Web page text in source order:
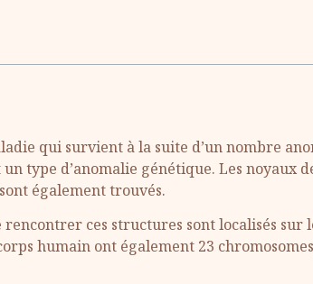
qui survient à la suite d’un nombre
un type d’anomalie génétique. Les noyaux
également trouvés.
ces structures sont localisés sur
humain ont également 23